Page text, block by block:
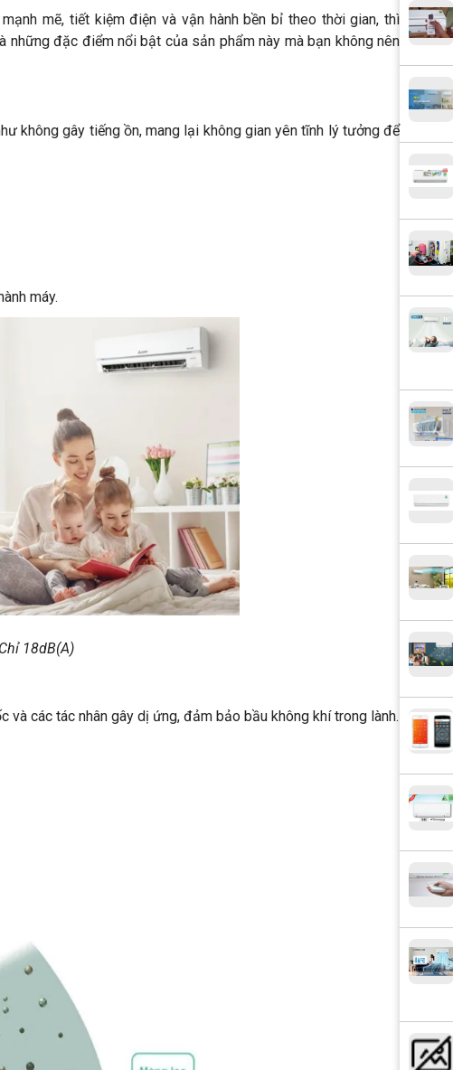
mẽ, tiết kiệm điện và vận hành bền bỉ theo thời gian, thì
đặc điểm nổi bật của sản phẩm này mà bạn không nên
không gây tiếng ồn, mang lại không gian yên tĩnh lý tưởng để
máy.
18dB(A)
các tác nhân gây dị ứng, đảm bảo bầu không khí trong lành.